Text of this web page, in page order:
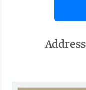
مساحات الوحدات في كمبوند Address